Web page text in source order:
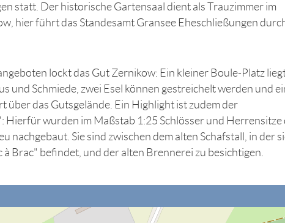
statt. Der historische Gartensaal dient als Trauzimmer im
hier führt das Standesamt Gransee Eheschließungen
lockt das Gut Zernikow: Ein kleiner Boule-Platz
und Schmiede, zwei Esel können gestreichelt werden und
über das Gutsgelände. Ein Highlight ist zudem der
wurden im Maßstab 1:25 Schlösser und Herrensitze
nachgebaut. Sie sind zwischen dem alten Schafstall, in der
Brac" befindet, und der alten Brennerei zu besichtigen.